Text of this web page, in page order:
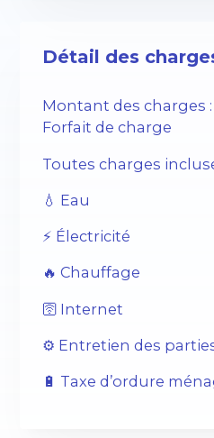
Détail des
Montant des charges :
Forfait de charge
Toutes charges
💧 Eau
⚡️ Électricité
🔥 Chauffage
🛜 Internet
⚙️ Entretien des
🔋 Taxe d’ordure